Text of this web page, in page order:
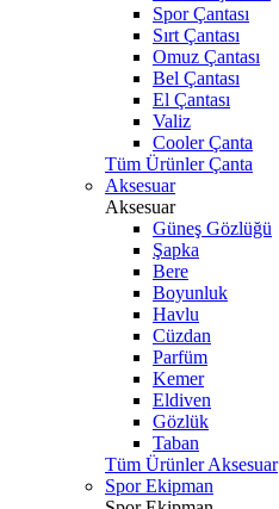
Spor Çantası
Sırt Çantası
Omuz Çantası
Bel Çantası
El Çantası
Valiz
Cooler Çanta
Tüm Ürünler Çanta
Aksesuar
Aksesuar
Güneş Gözlüğü
Şapka
Bere
Boyunluk
Havlu
Cüzdan
Parfüm
Kemer
Eldiven
Gözlük
Taban
Tüm Ürünler Aksesuar
Spor Ekipman